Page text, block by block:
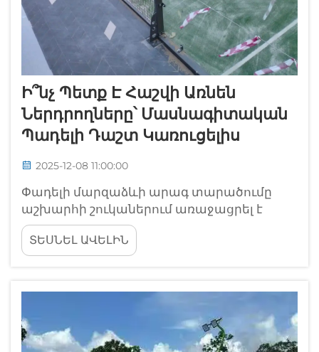
Ի՞նչ Պետք Է Հաշվի Առնեն
Ներդրողները՝ Մասնագիտական
Պադելի Դաշտ Կառուցելիս
2025-12-08 11:00:00
Փադելի մարզաձևի արագ տարածումը
աշխարհի շուկաներում առաջացրել է
աննախադեպ ներդրման
հնարավորություններ առաջադեմ
ձեռնարկատերերի և սարքավորումներ
պրոֆեսիոնալ փադելի...
ՏԵՍՆԵԼ ԱՎԵԼԻՆ